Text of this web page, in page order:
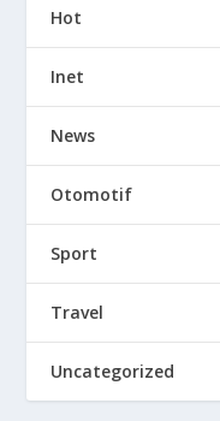
Hot
Inet
News
Otomotif
Sport
Travel
Uncategorized